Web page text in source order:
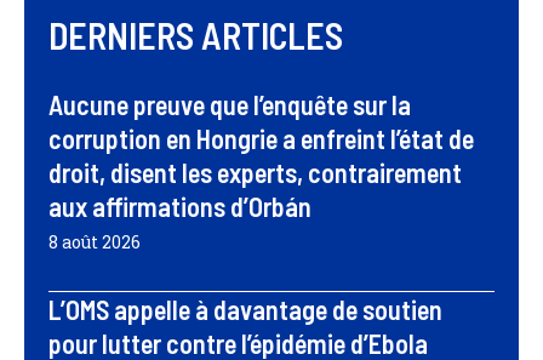
DERNIERS ARTICLES
Aucune preuve que l’enquête sur la
corruption en Hongrie a enfreint l’état de
droit, disent les experts, contrairement
aux affirmations d’Orbán
8 août 2026
L’OMS appelle à davantage de soutien
pour lutter contre l’épidémie d’Ebola